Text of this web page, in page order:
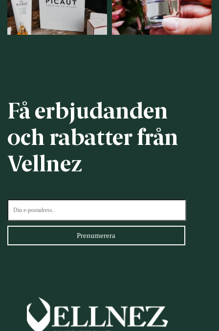
12 0
Få erbjudanden
och rabatter från
Vellnez